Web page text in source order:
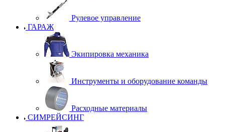
Рулевое управление
ГАРАЖ
Экипировка механика
Инструменты и оборудование команды
Расходные материалы
СИМРЕЙСИНГ